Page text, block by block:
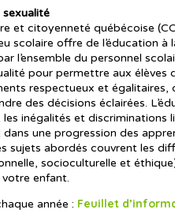
sexualité
et citoyenneté québécoise
scolaire offre de l’éducation à
du personnel
pour permettre aux élèves
respectueux et égalitaires,
des décisions éclairées.
inégalités et discriminations
une progression des
sujets abordés couvrent les
socioculturelle et
enfant.
année : Feuillet